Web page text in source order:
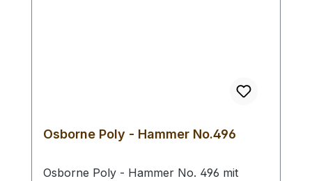
Osborne Poly - Hammer No.496
Osborne Poly - Hammer No. 496 mit